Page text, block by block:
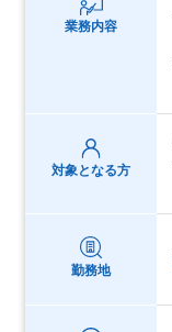
業務内容
対象となる方
勤務地